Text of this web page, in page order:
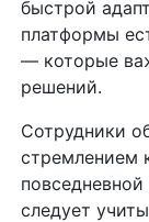
быстрой
платформы
— которые
решений.
Сотрудники
стремлением
следует